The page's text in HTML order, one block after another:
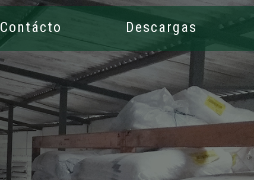
Contácto Descargas